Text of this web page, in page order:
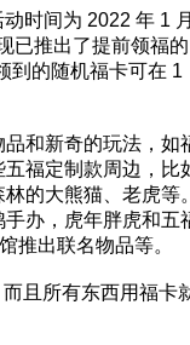
时间为 2022 年 1
已推出了提前领福的
到的随机福卡可在 1
和新奇的玩法，如
福定制款周边，比
的大熊猫、老虎等
办，虎年胖虎和五
推出联名物品等。
且所有东西用福卡